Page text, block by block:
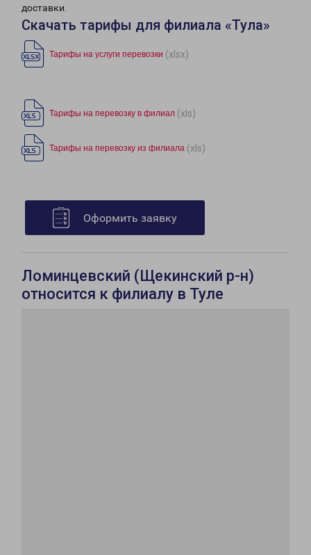
доставки.
Скачать тарифы для филиала «Тула»
Тарифы на услуги перевозки (xlsx)
Тарифы на перевозку в филиал (xls)
Тарифы на перевозку из филиала (xls)
Оформить заявку
Ломинцевский (Щекинский р-н)
относится к филиалу в Туле